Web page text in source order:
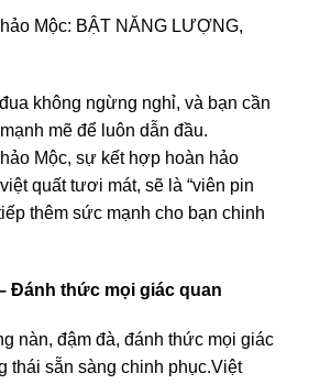
Mộc: BẬT NĂNG LƯỢNG,
không ngừng nghỉ, và bạn cần
mẽ để luôn dẫn đầu.
Mộc, sự kết hợp hoàn hảo
quất tươi mát, sẽ là “viên pin
thêm sức mạnh cho bạn chinh
Đánh thức mọi giác quan
nàn, đậm đà, đánh thức mọi giác
thái sẵn sàng chinh phục.Việt